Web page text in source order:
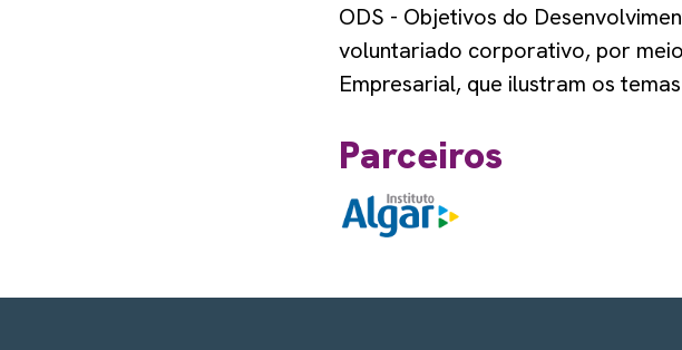
ODS - Objetivos do
voluntariado corporativo, por
Empresarial, que ilustram os
Parceiros